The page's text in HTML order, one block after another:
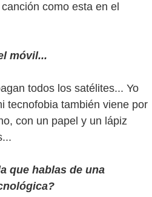
como esta en el
móvil...
todos los satélites... Yo
tecnofobia también viene por
con un papel y un lápiz
que hablas de una